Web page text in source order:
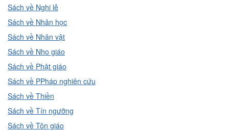
Sách về Nghi lễ
Sách về Nhân học
Sách về Nhân vật
Sách về Nho giáo
Sách về Phật giáo
Sách về PPháp nghiên cứu
Sách về Thiền
Sách về Tín ngưỡng
Sách về Tôn giáo